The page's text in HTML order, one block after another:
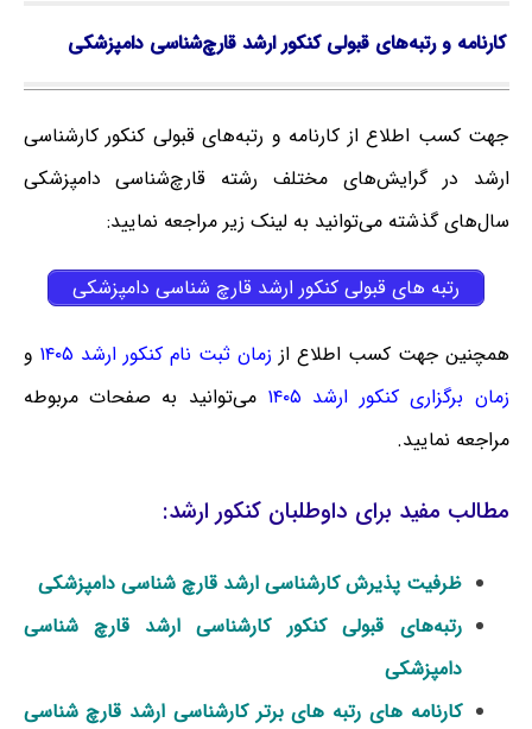
کارنامه و رتبه‌های قبولی کنکور ارشد قارچ‌شناسی دامپزشکی
جهت کسب اطلاع از کارنامه و رتبه‌های قبولی کنکور کارشناسی
ارشد در گرایش‌های مختلف رشته قارچ‌شناسی دامپزشکی
سال‌های گذشته می‌توانید به لینک زیر مراجعه نمایید:
رتبه های قبولی کنکور ارشد قارچ ‌شناسی دامپزشکی
همچنین جهت کسب اطلاع از زمان ثبت نام کنکور ارشد ۱۴۰۵
و
زمان برگزاری کنکور ارشد ۱۴۰۵
می‌توانید به صفحات مربوطه
مراجعه نمایید.
مطالب مفید برای داوطلبان کنکور ارشد:
ظرفیت پذیرش کارشناسی ارشد قارچ شناسی دامپزشکی
رتبه‌های قبولی کنکور کارشناسی ارشد قارچ شناسی
دامپزشکی
کارنامه های رتبه های برتر کارشناسی ارشد قارچ شناسی